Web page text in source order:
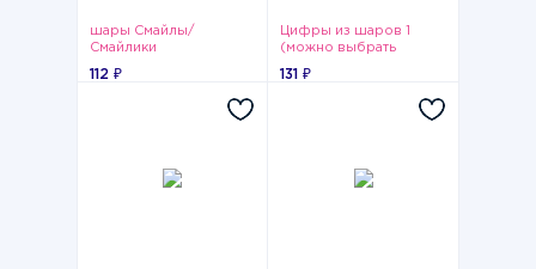
шары Смайлы/
Смайлики
112 ₽
Цифры из шаров 1
(можно выбрать
9)
131 ₽